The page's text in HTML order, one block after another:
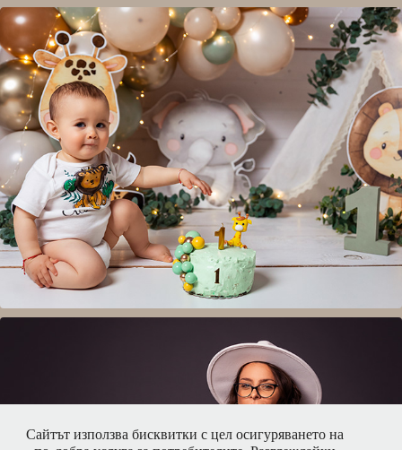
Смаш кейк
Сайтът използва бисквитки с цел осигуряването на